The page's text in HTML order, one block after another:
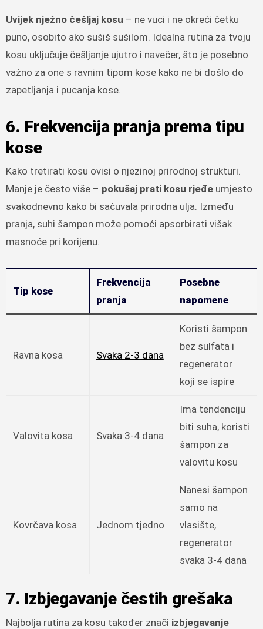
Uvijek nježno češljaj kosu – ne vuci i ne okreći četku
puno, osobito ako sušiš sušilom. Idealna rutina za tvoju
kosu uključuje češljanje ujutro i navečer, što je posebno
važno za one s ravnim tipom kose kako ne bi došlo do
zapetljanja i pucanja kose.
6. Frekvencija pranja prema tipu
kose
Kako tretirati kosu ovisi o njezinoj prirodnoj strukturi.
Manje je često više – pokušaj prati kosu rjeđeumjesto
svakodnevno kako bi sačuvala prirodna ulja. Između
pranja, suhi šampon može pomoći apsorbirati višak
masnoće pri korijenu.
Tip kose
Frekvencija
pranja
Posebne
napomene
Ravna kosa Svaka 2-3 dana
Koristi šampon
bez sulfata i
regenerator
koji se ispire
Valovita kosa Svaka 3-4 dana
Ima tendenciju
biti suha, koristi
šampon za
valovitu kosu
Kovrčava kosa Jednom tjedno
Nanesi šampon
samo na
vlasište,
regenerator
svaka 3-4 dana
7. Izbjegavanje čestih grešaka
Najbolja rutina za kosu također znači izbjegavanje